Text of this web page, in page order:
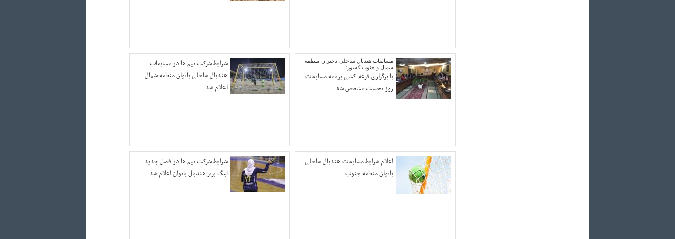
مسابقات هندبال ساحلی دختران منطقه
شمال و جنوب کشور؛
با برگزاری قرعه کشی برنامه مسابقات
روز نخست مشخص شد
شرایط شرکت تیم ها در مسابقات
هندبال ساحلی بانوان منطقه شمال
اعلام شد
اعلام شرایط مسابقات هندبال ساحلی
بانوان منطقه جنوب
شرایط شرکت تیم ها در فصل جدید
لیگ برتر هندبال بانوان اعلام شد